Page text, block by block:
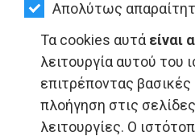
Απολύτως
Τα cookies αυτά είναι
λειτουργία αυτού του
επιτρέποντας
πλοήγηση στις
λειτουργίες. Ο
ΑΘΛΗΤΙΣΜΟΣ
ΠΟΛΙΤΙΣΜΟΣ
ΣΠΙΤΙ-
ΚΗΠΟΣ
LIFESTYLE - Νέα Μάκρη